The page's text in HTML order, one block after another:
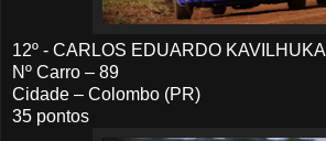
12º - CARLOS EDUARDO KAVILHUKA
Nº Carro – 89
Cidade – Colombo (PR)
35 pontos